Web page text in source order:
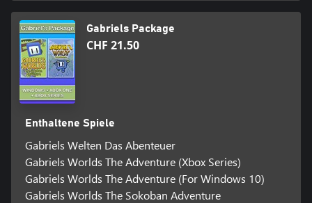
Gabriels Package
CHF 21.50
Enthaltene Spiele
Gabriels Welten Das Abenteuer
Gabriels Worlds The Adventure (Xbox Series)
Gabriels Worlds The Adventure (For Windows 10)
Gabriels Worlds The Sokoban Adventure